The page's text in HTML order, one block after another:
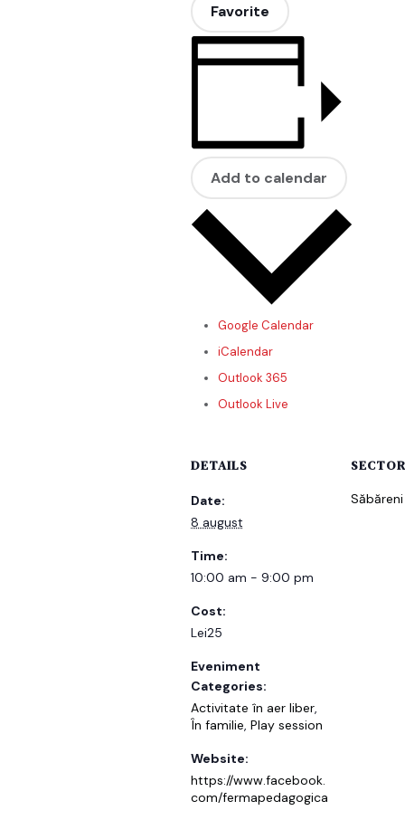
Favorite
Add to calendar
Google Calendar
iCalendar
Outlook 365
Outlook Live
DETAILS
Date:
8 august
Time:
10:00 am - 9:00 pm
Cost:
Lei25
Eveniment
Categories:
Activitate în aer liber,
În familie, Play session
Website:
https://www.facebook.
com/fermapedagogica
Săbăreni